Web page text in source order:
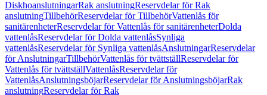
DiskhoanslutningarRak anslutningReservdelar för Rak
anslutningTillbehörReservdelar för TillbehörVattenlås för
sanitärenheterReservdelar för Vattenlås för sanitärenheterDolda
vattenlåsReservdelar för Dolda vattenlåsSynliga
vattenlåsReservdelar för Synliga vattenlåsAnslutningarReservdelar
för AnslutningarTillbehörVattenlås för tvättställReservdelar för
Vattenlås för tvättställVattenlåsReservdelar för
VattenlåsAnslutningsböjarReservdelar för AnslutningsböjarRak
anslutningReservdelar för Rak